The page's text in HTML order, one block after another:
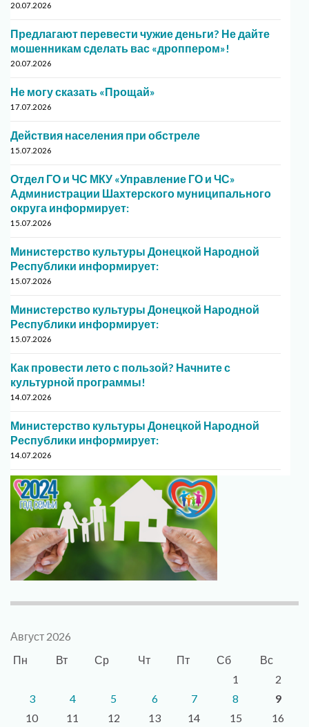
20.07.2026
Предлагают перевести чужие деньги? Не дайте
мошенникам сделать вас «дроппером»!
20.07.2026
Не могу сказать «Прощай»
17.07.2026
Действия населения при обстреле
15.07.2026
Отдел ГО и ЧС МКУ «Управление ГО и ЧС»
Администрации Шахтерского муниципального
округа информирует:
15.07.2026
Министерство культуры Донецкой Народной
Республики информирует:
15.07.2026
Министерство культуры Донецкой Народной
Республики информирует:
15.07.2026
Как провести лето с пользой? Начните с
культурной программы!
14.07.2026
Министерство культуры Донецкой Народной
Республики информирует:
14.07.2026
Август 2026
Пн
Вт Ср Чт Пт Сб
Вс
1
2
3
4 5 6 7 8
9
10
11 12 13 14 15 16